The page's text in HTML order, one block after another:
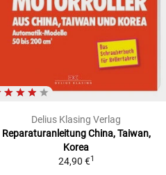
Delius Klasing Verlag
Reparaturanleitung China, Taiwan,
Korea
24,90 €1